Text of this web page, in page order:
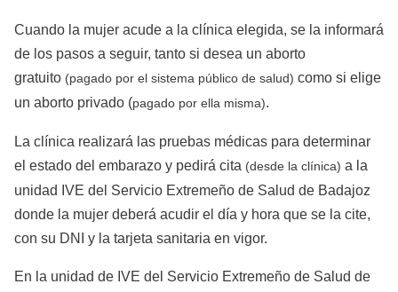
Cuando la mujer acude a la clínica elegida, se la informará
de los pasos a seguir, tanto si desea un aborto
gratuito (pagado por el sistema público de salud) como si elige
un aborto privado (pagado por ella misma).
La clínica realizará las pruebas médicas para determinar
el estado del embarazo y pedirá cita (desde la clínica) a la
unidad IVE del Servicio Extremeño de Salud de Badajoz
donde la mujer deberá acudir el día y hora que se la cite,
con su DNI y la tarjeta sanitaria en vigor.
En la unidad de IVE del Servicio Extremeño de Salud de